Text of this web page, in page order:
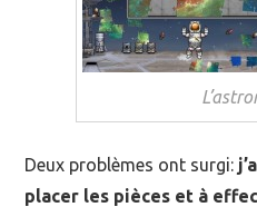
Deux problèmes ont surgi:
placer les pièces et à